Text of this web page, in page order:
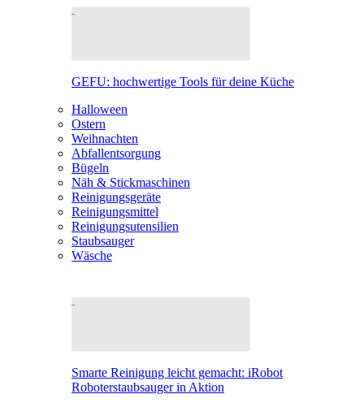
GEFU: hochwertige Tools für deine Küche
Halloween
Ostern
Weihnachten
Abfallentsorgung
Bügeln
Näh & Stickmaschinen
Reinigungsgeräte
Reinigungsmittel
Reinigungsutensilien
Staubsauger
Wäsche
Smarte Reinigung leicht gemacht: iRobot
Roboterstaubsauger in Aktion